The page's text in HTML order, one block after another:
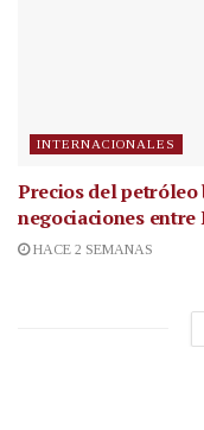
INTERNACIONALES
Precios del petróleo
negociaciones entre
HACE 2 SEMANAS